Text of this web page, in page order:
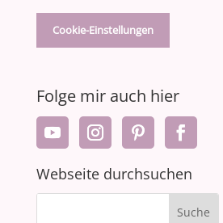
Cookie-Einstellungen
Folge mir auch hier
Webseite durchsuchen